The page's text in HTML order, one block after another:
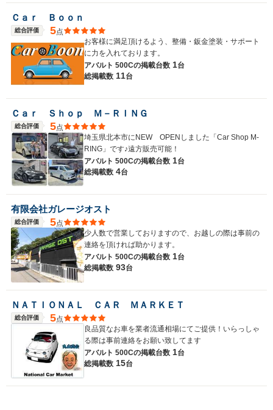
Ｃａｒ Ｂｏｏｎ
総合評価 5点
お客様に満足頂けるよう、整備・鈑金塗装・サポート
に力を入れております。
アバルト 500Cの掲載台数 1台
総掲載数 11台
Ｃａｒ Ｓｈｏｐ Ｍ－ＲＩＮＧ
総合評価 5点
埼玉県北本市にNEW OPENしました「Car Shop M-
RING」です♪遠方販売可能！
アバルト 500Cの掲載台数 1台
総掲載数 4台
有限会社ガレージオスト
総合評価 5点
少人数で営業しておりますので、お越しの際は事前の
連絡を頂ければ助かります。
アバルト 500Cの掲載台数 1台
総掲載数 93台
ＮＡＴＩＯＮＡＬ ＣＡＲ ＭＡＲＫＥＴ
総合評価 5点
良品質なお車を業者流通相場にてご提供！いらっしゃ
る際は事前連絡をお願い致してます
アバルト 500Cの掲載台数 1台
総掲載数 15台